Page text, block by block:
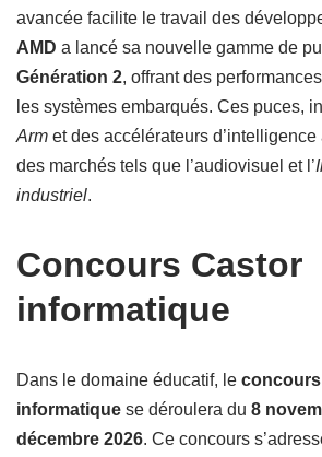
avancée facilite le travail des
AMD a lancé sa nouvelle gamme de
Génération 2, offrant des
les systèmes embarqués. Ces puces,
Arm et des accélérateurs
des marchés tels que l’audiovisuel et l’
industriel.
Concours Castor
informatique
Dans le domaine éducatif, le
informatique se déroulera du 8
décembre 2026. Ce concours